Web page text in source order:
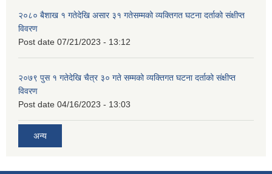
२०८० बैशाख १ गतेदेखि असार ३१ गतेसम्मको व्यक्तिगत घटना दर्ताको संक्षीप्त
विवरण
Post date 07/21/2023 - 13:12
२०७९ पुस १ गतेदेखि चैत्र ३० गते सम्मको व्यक्तिगत घटना दर्ताको संक्षीप्त
विवरण
Post date 04/16/2023 - 13:03
अन्य